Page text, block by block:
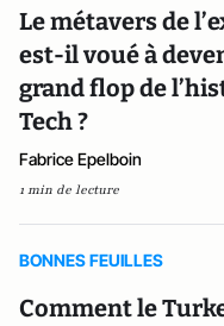
Le métavers de
est-il voué à
grand flop de
Tech ?
Fabrice Epelboin
1 min de lecture
BONNES FEUILLES
Comment le